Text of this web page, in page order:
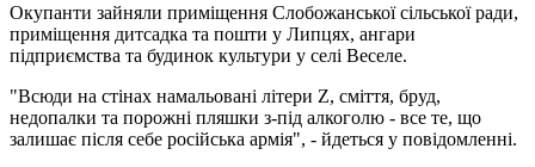
Окупанти зайняли приміщення Слобожанської сільської ради,
приміщення дитсадка та пошти у Липцях, ангари
підприємства та будинок культури у селі Веселе.
"Всюди на стінах намальовані літери Z, сміття, бруд,
недопалки та порожні пляшки з-під алкоголю - все те, що
залишає після себе російська армія", - йдеться у повідомленні.